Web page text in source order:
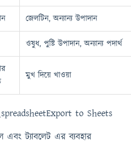
জেলটিন, অন্যান্য উপাদান
ওষুধ, পুষ্টি উপাদান, অন্যান্য পদার্থ
মুখ দিয়ে খাওয়া
to Sheets
এবং ট্যাবলেট এর ব্যবহার